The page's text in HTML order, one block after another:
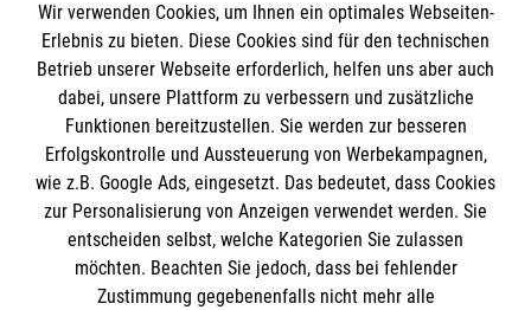
Informationen
Impressum
Datenschutz
Kontakt
Barrierefreiheit
Die Malteser
Malteser in Deutschland
Wir verwenden Cookies, um Ihnen ein optimales Webseiten-
Erlebnis zu bieten. Diese Cookies sind für den technischen
Betrieb unserer Webseite erforderlich, helfen uns aber auch
dabei, unsere Plattform zu verbessern und zusätzliche
Funktionen bereitzustellen. Sie werden zur besseren
Erfolgskontrolle und Aussteuerung von Werbekampagnen,
wie z.B. Google Ads, eingesetzt. Das bedeutet, dass Cookies
zur Personalisierung von Anzeigen verwendet werden. Sie
entscheiden selbst, welche Kategorien Sie zulassen
möchten. Beachten Sie jedoch, dass bei fehlender
Zustimmung gegebenenfalls nicht mehr alle